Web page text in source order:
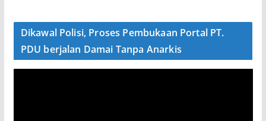
Dikawal Polisi, Proses Pembukaan Portal PT.
PDU berjalan Damai Tanpa Anarkis